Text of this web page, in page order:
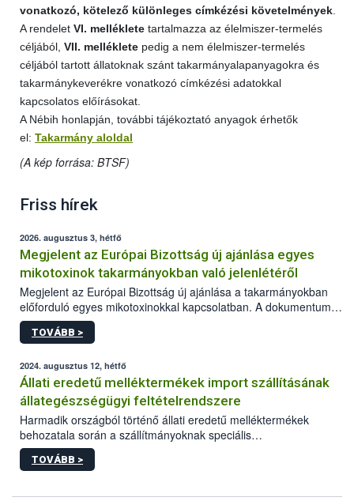
vonatkozó, kötelező különleges címkézési követelmények.
A rendelet VI. melléklete tartalmazza az élelmiszer-termelés
céljából, VII. melléklete pedig a nem élelmiszer-termelés
céljából tartott állatoknak szánt takarmányalapanyagokra és
takarmánykeverékre vonatkozó címkézési adatokkal
kapcsolatos előírásokat.
A Nébih honlapján, további tájékoztató anyagok érhetők
el: Takarmány aloldal
(A kép forrása: BTSF)
Friss hírek
2026. augusztus 3, hétfő
Megjelent az Európai Bizottság új ajánlása egyes
mikotoxinok takarmányokban való jelenlétéről
Megjelent az Európai Bizottság új ajánlása a takarmányokban
előforduló egyes mikotoxinokkal kapcsolatban. A dokumentum
2027-től új irányértékek alkalmazását írja elő, és a jelenleg
hatályos uniós ajánlások helyébe lép.
TOVÁBB >
2024. augusztus 12, hétfő
Állati eredetű melléktermékek import szállításának
állategészségügyi feltételrendszere
Harmadik országból történő állati eredetű melléktermékek
behozatala során a szállítmányoknak speciális
állategészségügyi import előírásoknak kell megfelelniük.
TOVÁBB >